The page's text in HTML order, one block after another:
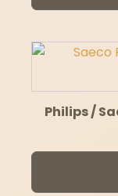
Philips /